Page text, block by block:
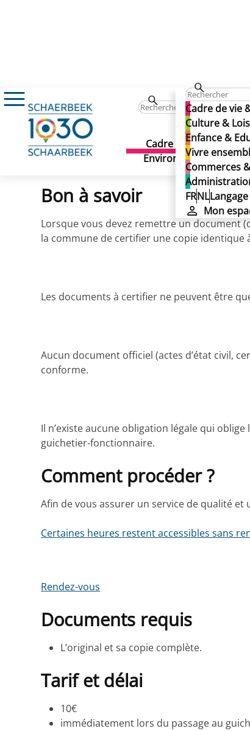
Cadre de vie
Culture &
Enfance &
Vivre
Commerces
FRNL
Mon
Cadre de vie &
Environnement
Administration & Politique
Copie certifiée
Copie certifiée
Bon à savoir
Lorsque vous devez remettre un document
la commune de certifier une copie identique
Les documents à certifier ne peuvent être
Aucun document officiel (actes d’état civil,
conforme.
Il n’existe aucune obligation légale qui
guichetier-fonctionnaire.
Comment procéder ?
Afin de vous assurer un service de qualité
Certaines heures restent accessibles sans
Rendez-vous
Documents requis
L’original et sa copie complète.
Tarif et délai
10€
immédiatement lors du passage au